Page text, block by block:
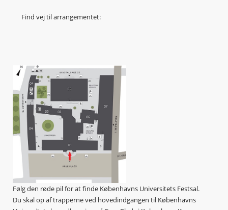
Find vej til arrangementet:
Følg den røde pil for at finde Københavns Universitets Festsal.
Du skal op af trapperne ved hovedindgangen til Københavns